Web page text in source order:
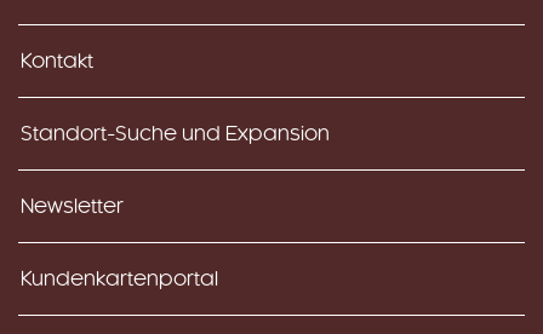
Kontakt
Standort-Suche und Expansion
Newsletter
Kundenkartenportal